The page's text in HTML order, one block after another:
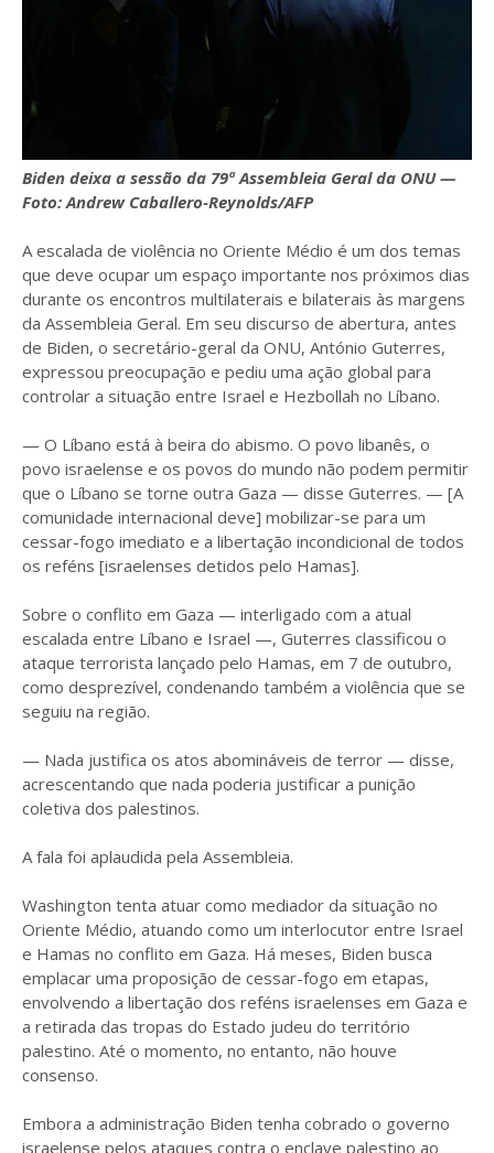
Biden deixa a sessão da 79ª Assembleia Geral da ONU —
Foto: Andrew Caballero-Reynolds/AFP
A escalada de violência no Oriente Médio é um dos temas
que deve ocupar um espaço importante nos próximos dias
durante os encontros multilaterais e bilaterais às margens
da Assembleia Geral. Em seu discurso de abertura, antes
de Biden, o secretário-geral da ONU, António Guterres,
expressou preocupação e pediu uma ação global para
controlar a situação entre Israel e Hezbollah no Líbano.
— O Líbano está à beira do abismo. O povo libanês, o
povo israelense e os povos do mundo não podem permitir
que o Líbano se torne outra Gaza — disse Guterres. — [A
comunidade internacional deve] mobilizar-se para um
cessar-fogo imediato e a libertação incondicional de todos
os reféns [israelenses detidos pelo Hamas].
Sobre o conflito em Gaza — interligado com a atual
escalada entre Líbano e Israel —, Guterres classificou o
ataque terrorista lançado pelo Hamas, em 7 de outubro,
como desprezível, condenando também a violência que se
seguiu na região.
— Nada justifica os atos abomináveis ​​de terror — disse,
acrescentando que nada poderia justificar a punição
coletiva dos palestinos.
A fala foi aplaudida pela Assembleia.
Washington tenta atuar como mediador da situação no
Oriente Médio, atuando como um interlocutor entre Israel
e Hamas no conflito em Gaza. Há meses, Biden busca
emplacar uma proposição de cessar-fogo em etapas,
envolvendo a libertação dos reféns israelenses em Gaza e
a retirada das tropas do Estado judeu do território
palestino. Até o momento, no entanto, não houve
consenso.
Embora a administração Biden tenha cobrado o governo
israelense pelos ataques contra o enclave palestino ao